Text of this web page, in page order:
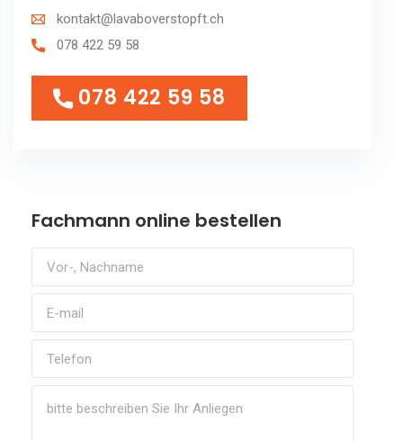
kontakt@lavaboverstopft.ch
078 422 59 58
078 422 59 58
078 422 59 58
Fachmann online bestellen